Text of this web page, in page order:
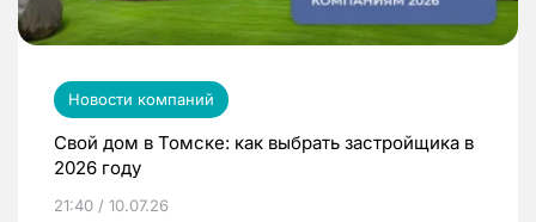
Новости компаний
Свой дом в Томске: как выбрать застройщика в
2026 году
21:40 / 10.07.26